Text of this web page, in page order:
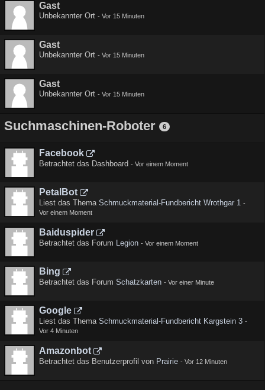
Gast
Unbekannter Ort - Vor 15 Minuten
Gast
Unbekannter Ort - Vor 15 Minuten
Gast
Unbekannter Ort - Vor 15 Minuten
Suchmaschinen-Roboter 6
Facebook
Betrachtet das Dashboard - Vor einem Moment
PetalBot
Liest das Thema Schmuckmaterial-Fundbericht Wrothgar 1 -
Vor einem Moment
Baiduspider
Betrachtet das Forum Legion - Vor einem Moment
Bing
Betrachtet das Forum Schatzkarten - Vor einer Minute
Google
Liest das Thema Schmuckmaterial-Fundbericht Kargstein 3 -
Vor 4 Minuten
Amazonbot
Betrachtet das Benutzerprofil von Prairie - Vor 12 Minuten